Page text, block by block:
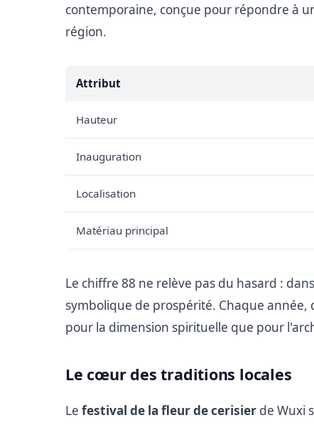
contemporaine, conçue pour répondre à
région.
Attribut
Hauteur
Inauguration
Localisation
Matériau principal
Le chiffre 88 ne relève pas du hasard :
symbolique de prospérité. Chaque
pour la dimension spirituelle que pour
Le cœur des traditions locales
Le festival de la fleur de cerisier de Wuxi